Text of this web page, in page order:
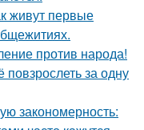
живут первые
против народа!
повзрослеть за одну
закономерность: